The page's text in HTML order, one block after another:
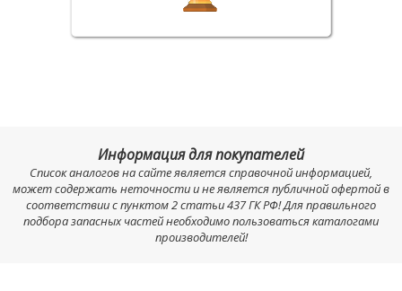
Информация для покупателей
Список аналогов на сайте является справочной информацией,
может содержать неточности и не является публичной офертой в
соответствии с пунктом 2 статьи 437 ГК РФ! Для правильного
подбора запасных частей необходимо пользоваться каталогами
производителей!